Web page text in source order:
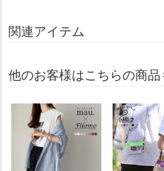
関連アイテム
他のお客様はこちらの商